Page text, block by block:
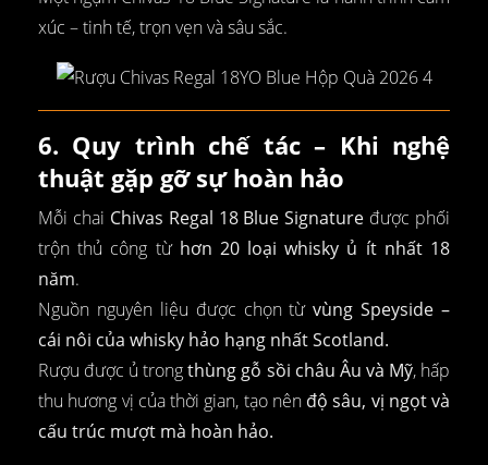
xúc – tinh tế, trọn vẹn và sâu sắc.
6. Quy trình chế tác – Khi nghệ
thuật gặp gỡ sự hoàn hảo
Mỗi chai Chivas Regal 18 Blue Signature được phối
trộn thủ công từ hơn 20 loại whisky ủ ít nhất 18
năm.
Nguồn nguyên liệu được chọn từvùng Speyside –
cái nôi của whisky hảo hạng nhất Scotland.
Rượu được ủ trongthùng gỗ sồi châu Âu và Mỹ, hấp
thu hương vị của thời gian, tạo nên độ sâu, vị ngọt và
cấu trúc mượt mà hoàn hảo.